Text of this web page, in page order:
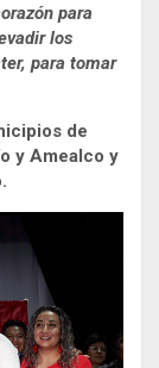
para
los
para tomar
de
y Amealco y